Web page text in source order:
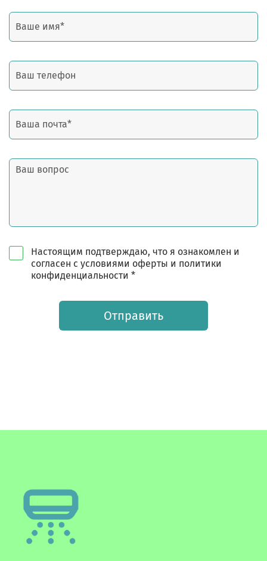
Настоящим подтверждаю, что я ознакомлен и
согласен с условиями оферты и политики
конфиденциальности *
Отправить